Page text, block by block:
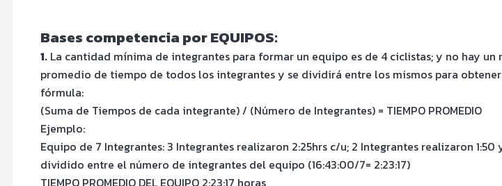
Bases competencia por EQUIPOS:
1. La cantidad mínima de integrantes para formar un equipo es de 4 ciclistas; y no hay
promedio de tiempo de todos los integrantes y se dividirá entre los mismos para
fórmula:
(Suma de Tiempos de cada integrante) / (Número de Integrantes) = TIEMPO PROMEDIO
Ejemplo:
Equipo de 7 Integrantes: 3 Integrantes realizaron 2:25hrs c/u; 2 Integrantes realizaron
dividido entre el número de integrantes del equipo (16:43:00/7= 2:23:17)
TIEMPO PROMEDIO DEL EQUIPO 2:23:17 horas